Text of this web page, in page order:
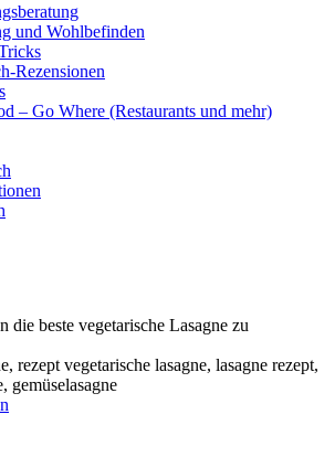
und Wohlbefinden
Rezensionen
– Go Where (Restaurants und mehr)
die beste vegetarische Lasagne zu